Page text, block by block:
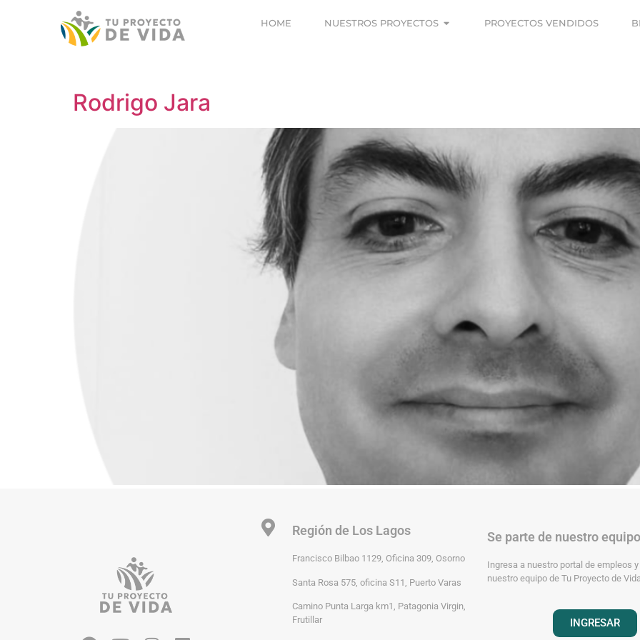
HOME NUESTROS PROYECTOS PROYECTOS VENDIDOS
Rodrigo Jara
Región de Los Lagos
Francisco Bilbao 1129, Oficina 309, Osorno
Santa Rosa 575, oficina S11, Puerto Varas
Camino Punta Larga km1, Patagonia Virgin,
Frutillar
Se parte de nuestro equipo
Ingresa a nuestro portal de empleos
nuestro equipo de Tu Proyecto de
INGRESAR